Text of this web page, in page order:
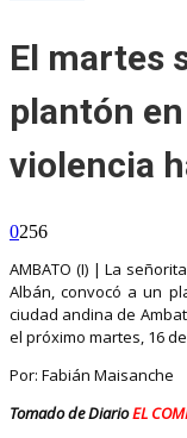
El martes
plantón
violencia
0256
AMBATO (I) | La
Albán, convocó a un
ciudad andina de
el próximo martes, 16
Por: Fabián Maisanche
Tomado de DiarioEL